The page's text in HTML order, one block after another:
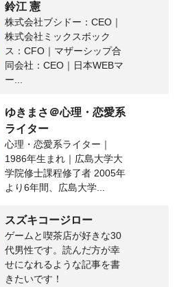
鈴江 憲
株式会社ブシドー：CEO｜
株式会社ミックスボック
ス：CFO｜マザーシップ合
同会社：CEO｜日本WEBマ
ー...
ゆきまさ＠心理・恋愛系
ライター
心理・恋愛系ライター｜
1986年生まれ｜広島大学大
学院修士課程修了者 2005年
より6年間、広島大学...
スズキコージロー
ゲームと喫茶店が好きな30
代男性です。読んだ方が幸
せになれるような記事を書
きたいです！